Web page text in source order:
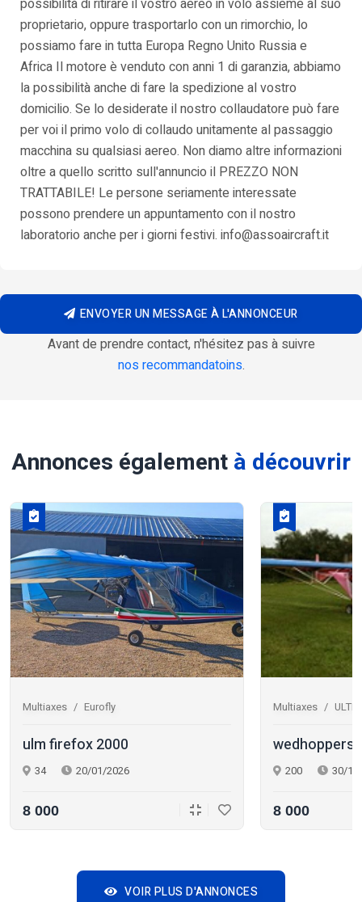
possibilità di ritirare il vostro aereo in volo assieme al suo
proprietario, oppure trasportarlo con un rimorchio, lo
possiamo fare in tutta Europa Regno Unito Russia e
Africa Il motore è venduto con anni 1 di garanzia, abbiamo
la possibilità anche di fare la spedizione al vostro
domicilio. Se lo desiderate il nostro collaudatore può fare
per voi il primo volo di collaudo unitamente al passaggio
macchina su qualsiasi aereo. Non diamo altre informazioni
oltre a quello scritto sull'annuncio il PREZZO NON
TRATTABILE! Le persone seriamente interessate
possono prendere un appuntamento con il nostro
laboratorio anche per i giorni festivi. info@assoaircraft.it
ENVOYER UN MESSAGE À L'ANNONCEUR
Avant de prendre contact, n'hésitez pas à suivre
nos recommandatoins.
Annonces égalementà découvrir
Multiaxes Eurofly
ulm firefox 2000
34 20/01/2026
8 000
Multiaxes
wedhoppers
200 30/
8 000
VOIR PLUS D'ANNONCES